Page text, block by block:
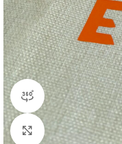
360 product view
Click to enlarge